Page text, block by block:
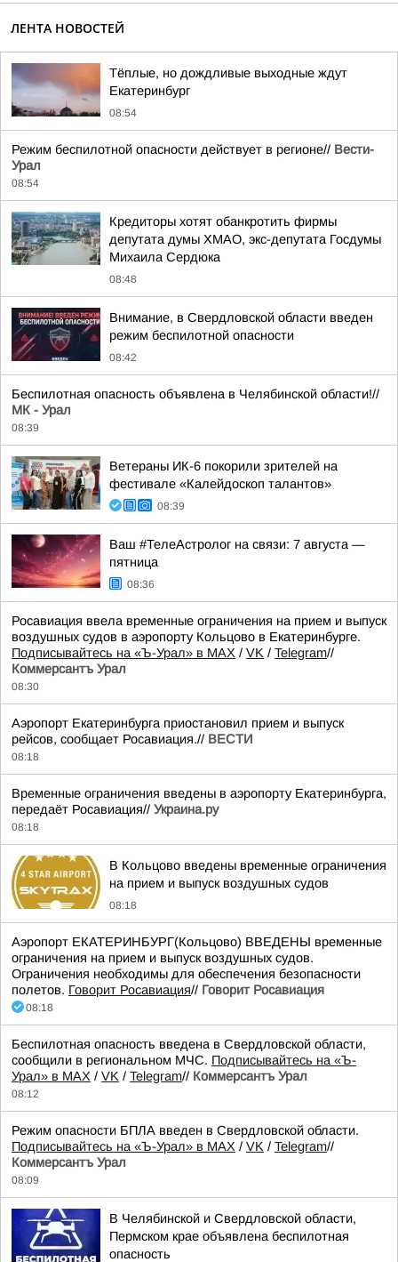
ЛЕНТА НОВОСТЕЙ
Тёплые, но дождливые выходные ждут
Екатеринбург
08:54
Режим беспилотной опасности действует в регионе// Вести-
Урал
08:54
Кредиторы хотят обанкротить фирмы
депутата думы ХМАО, экс-депутата Госдумы
Михаила Сердюка
08:48
Внимание, в Свердловской области введен
режим беспилотной опасности
08:42
Беспилотная опасность объявлена в Челябинской области!//
МК - Урал
08:39
Ветераны ИК-6 покорили зрителей на
фестивале «Калейдоскоп талантов»
08:39
Ваш #ТелеАстролог на связи: 7 августа —
пятница
08:36
Росавиация ввела временные ограничения на прием и выпуск
воздушных судов в аэропорту Кольцово в Екатеринбурге.
Подписывайтесь на «Ъ-Урал» в MAX / VK / Telegram//
Коммерсантъ Урал
08:30
Аэропорт Екатеринбурга приостановил прием и выпуск
рейсов, сообщает Росавиация.// ВЕСТИ
08:18
Временные ограничения введены в аэропорту Екатеринбурга,
передаёт Росавиация// Украина.ру
08:18
В Кольцово введены временные ограничения
на прием и выпуск воздушных судов
08:18
Аэропорт ЕКАТЕРИНБУРГ(Кольцово) ВВЕДЕНЫ временные
ограничения на прием и выпуск воздушных судов.
Ограничения необходимы для обеспечения безопасности
полетов. Говорит Росавиация// Говорит Росавиация
08:18
Беспилотная опасность введена в Свердловской области,
сообщили в региональном МЧС. Подписывайтесь на «Ъ-
Урал» в MAX / VK / Telegram// Коммерсантъ Урал
08:12
Режим опасности БПЛА введен в Свердловской области.
Подписывайтесь на «Ъ-Урал» в MAX / VK / Telegram//
Коммерсантъ Урал
08:09
В Челябинской и Свердловской области,
Пермском крае объявлена беспилотная
опасность